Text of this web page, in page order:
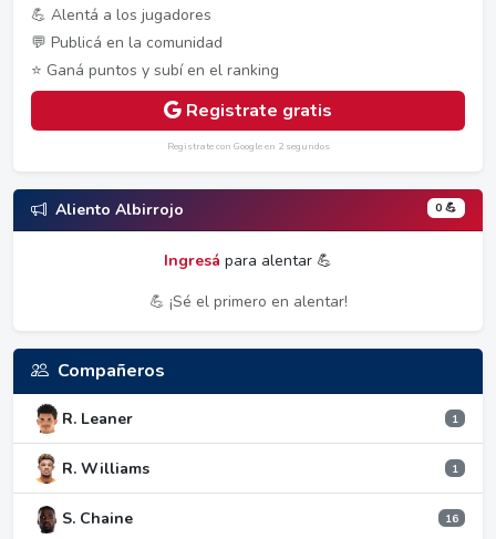
💪 Alentá a los jugadores
💬 Publicá en la comunidad
⭐ Ganá puntos y subí en el ranking
Registrate gratis
Registrate con Google en 2 segundos
Aliento Albirrojo 0 💪
Ingresá para alentar 💪
💪 ¡Sé el primero en alentar!
Compañeros
R. Leaner 1
R. Williams 1
S. Chaine 16